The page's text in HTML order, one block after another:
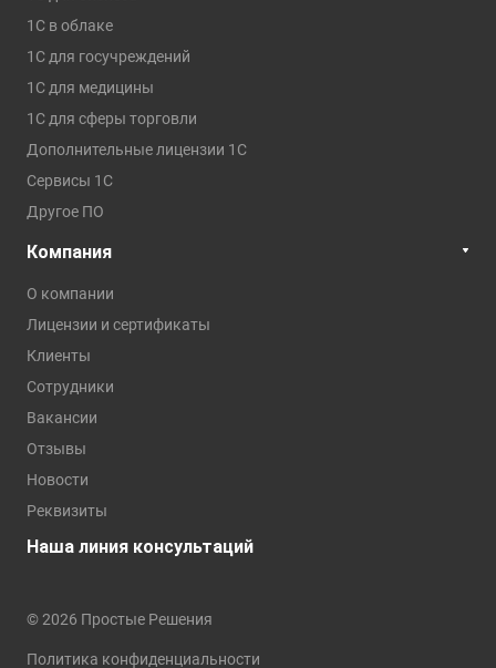
1C в облаке
1С для госучреждений
1С для медицины
1С для сферы торговли
Дополнительные лицензии 1С
Сервисы 1С
Другое ПО
Компания
О компании
Лицензии и сертификаты
Клиенты
Сотрудники
Вакансии
Отзывы
Новости
Реквизиты
Наша линия консультаций
© 2026 Простые Решения
Политика конфиденциальности